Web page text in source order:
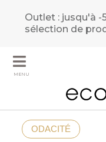
Outlet : jusqu'à -
sélection de
MENU
ODACITÉ